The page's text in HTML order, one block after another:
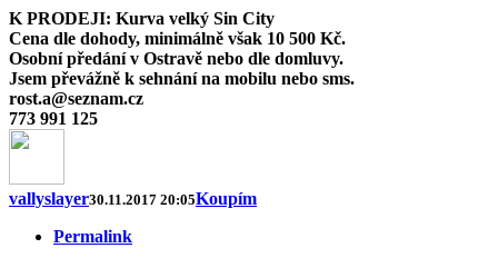
K PRODEJI: Kurva velký Sin City
Cena dle dohody, minimálně však 10 500 Kč.
Osobní předání v Ostravě nebo dle domluvy.
Jsem převážně k sehnání na mobilu nebo sms.
rost.a@seznam.cz
773 991 125
vallyslayer30.11.2017 20:05Koupím
Permalink